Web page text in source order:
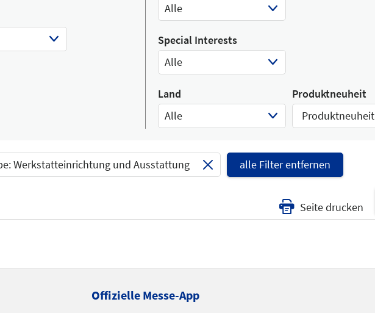
Alle
Select Input
Special Interests
Alle
Select Input
Land
Alle
Produktneuheit
Produktneuheit
Werkstatteinrichtung und Ausstattung alle Filter entfernen
Seite drucken
Offizielle Messe-App